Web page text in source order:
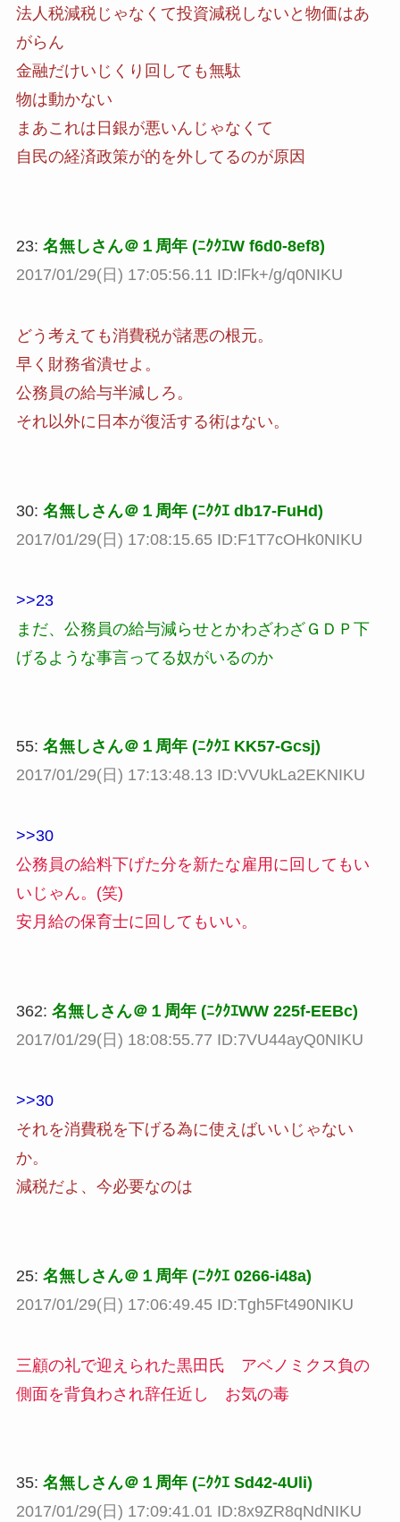
法人税減税じゃなくて投資減税しないと物価はあ
がらん
金融だけいじくり回しても無駄
物は動かない
まあこれは日銀が悪いんじゃなくて
自民の経済政策が的を外してるのが原因
23: 名無しさん＠１周年 (ﾆｸｸｴW f6d0-8ef8)
2017/01/29(日) 17:05:56.11 ID:lFk+/g/q0NIKU
どう考えても消費税が諸悪の根元。
早く財務省潰せよ。
公務員の給与半減しろ。
それ以外に日本が復活する術はない。
30: 名無しさん＠１周年 (ﾆｸｸｴ db17-FuHd)
2017/01/29(日) 17:08:15.65 ID:F1T7cOHk0NIKU
>>23
まだ、公務員の給与減らせとかわざわざＧＤＰ下
げるような事言ってる奴がいるのか
55: 名無しさん＠１周年 (ﾆｸｸｴ KK57-Gcsj)
2017/01/29(日) 17:13:48.13 ID:VVUkLa2EKNIKU
>>30
公務員の給料下げた分を新たな雇用に回してもい
いじゃん。(笑)
安月給の保育士に回してもいい。
362: 名無しさん＠１周年 (ﾆｸｸｴWW 225f-EEBc)
2017/01/29(日) 18:08:55.77 ID:7VU44ayQ0NIKU
>>30
それを消費税を下げる為に使えばいいじゃない
か。
減税だよ、今必要なのは
25: 名無しさん＠１周年 (ﾆｸｸｴ 0266-i48a)
2017/01/29(日) 17:06:49.45 ID:Tgh5Ft490NIKU
三顧の礼で迎えられた黒田氏 アベノミクス負の
側面を背負わされ辞任近し お気の毒
35: 名無しさん＠１周年 (ﾆｸｸｴ Sd42-4Uli)
2017/01/29(日) 17:09:41.01 ID:8x9ZR8qNdNIKU